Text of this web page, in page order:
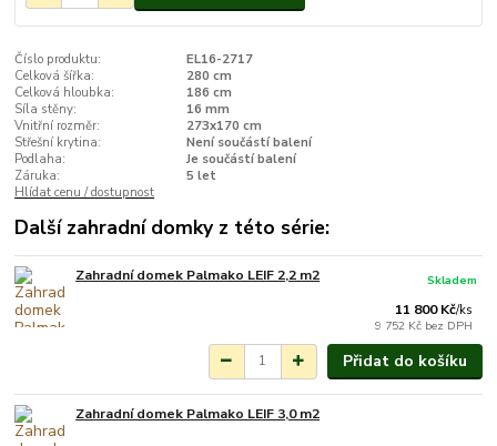
Číslo produktu:
EL16-2717
Celková šířka:
280 cm
Celková hloubka:
186 cm
Síla stěny:
16 mm
Vnitřní rozměr:
273x170 cm
Střešní krytina:
Není součástí balení
Podlaha:
Je součástí balení
Záruka:
5 let
Hlídat cenu / dostupnost
Další zahradní domky z této série:
Zahradní domek Palmako LEIF 2,2 m2
11 800 Kč/ks
9 752 Kč bez DPH
Skladem
Přidat do košíku
Zahradní domek Palmako LEIF 3,0 m2